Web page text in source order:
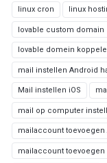
linux cron linux
lovable custom domain
lovable domein
mail instellen Android
Mail instellen iOS
mail op computer
mailaccount toevoegen
mailaccount